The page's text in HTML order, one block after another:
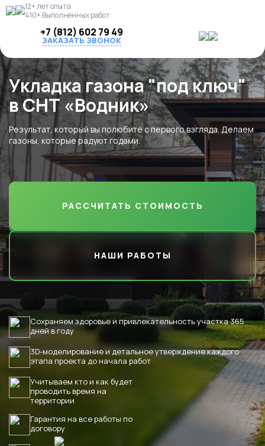
12+ лет опыта
410+ Выполненных работ
+7 (812) 602 79 49
ЗАКАЗАТЬ ЗВОНОК
Укладка газона "под ключ"
в СНТ «Водник»
Результат, который вы полюбите с первого взгляда. Делаем
газоны, которые радуют годами.
РАССЧИТАТЬ СТОИМОСТЬ
НАШИ РАБОТЫ
Сохраняем здоровье и привлекательность участка 365
дней в году
3D-моделирование и детальное утверждение каждого
этапа проекта до начала работ
Учитываем кто и как будет
проводить время на
территории
Гарантия на все работы по
договору